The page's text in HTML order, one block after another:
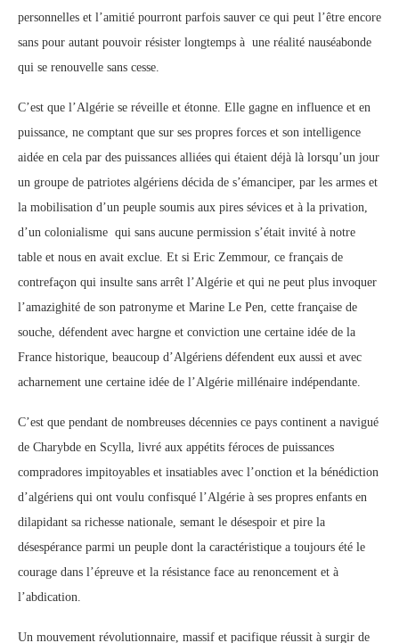
personnelles et l’amitié pourront parfois sauver ce qui peut l’être encore
sans pour autant pouvoir résister longtemps à une réalité nauséabonde
qui se renouvelle sans cesse.
C’est que l’Algérie se réveille et étonne. Elle gagne en influence et en
puissance, ne comptant que sur ses propres forces et son intelligence
aidée en cela par des puissances alliées qui étaient déjà là lorsqu’un jour
un groupe de patriotes algériens décida de s’émanciper, par les armes et
la mobilisation d’un peuple soumis aux pires sévices et à la privation,
d’un colonialisme qui sans aucune permission s’était invité à notre
table et nous en avait exclue. Et si Eric Zemmour, ce français de
contrefaçon qui insulte sans arrêt l’Algérie et qui ne peut plus invoquer
l’amazighité de son patronyme et Marine Le Pen, cette française de
souche, défendent avec hargne et conviction une certaine idée de la
France historique, beaucoup d’Algériens défendent eux aussi et avec
acharnement une certaine idée de l’Algérie millénaire indépendante.
C’est que pendant de nombreuses décennies ce pays continent a navigué
de Charybde en Scylla, livré aux appétits féroces de puissances
compradores impitoyables et insatiables avec l’onction et la bénédiction
d’algériens qui ont voulu confisqué l’Algérie à ses propres enfants en
dilapidant sa richesse nationale, semant le désespoir et pire la
désespérance parmi un peuple dont la caractéristique a toujours été le
courage dans l’épreuve et la résistance face au renoncement et à
l’abdication.
Un mouvement révolutionnaire, massif et pacifique réussit à surgir de